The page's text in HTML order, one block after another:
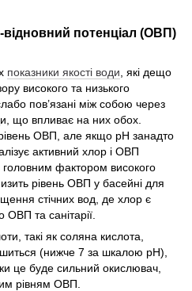
потенціал (ОВП)
показники якості води , які дещо
високого та низького
пов’язані між собою через
що впливає на них обох.
ОВП, але якщо pH занадто
активний хлор і ОВП
фактором високого
рівень ОВП у басейні для
стічних вод, де хлор є
та санітарії.
такі як соляна кислота,
(нижче 7 за шкалою pH),
це буде сильний окислювач,
рівням ОВП.